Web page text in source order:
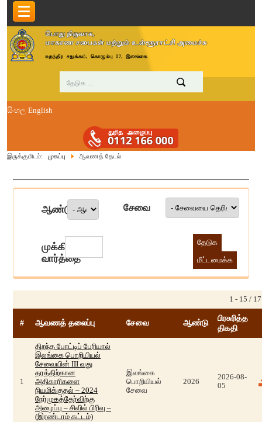
සිංහල English
இருக்குமிடம்: முகப்பு ஆவணத் தேடல்
ஆண்டு சேவை
முக்கிய
வார்த்தை
1 - 15 /
# ஆவணத் தலைப்பு சேவை ஆண்டு
பிரசுரித்த
திகதி
1
திறந்த போட்டிப் பேரியால்
இலங்கை பொறியியல்
சேவையின் III வது
தரத்திற்கான
அதிகாரிகளை
நியமிக்குதல் – 2024
நேர்முகத்தேர்விற்கு
அழைப்பு – சிவில் பிரிவு –
(இரண்டாம் கட்டம்)
இலங்கை
பொறியியல்
சேவை
2026
2026-08-
05